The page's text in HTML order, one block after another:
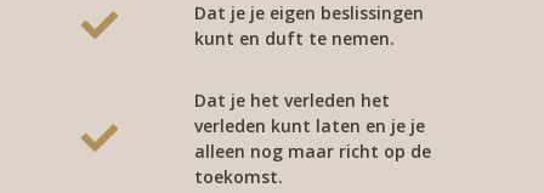
Dat je je eigen beslissingen
kunt en duft te nemen.
Dat je het verleden het
verleden kunt laten en je je
alleen nog maar richt op de
toekomst.